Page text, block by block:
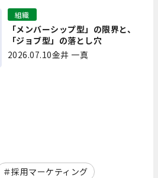
「メンバーシップ型」の限界と、
「ジョブ型」の落とし穴
組織
2026.07.10金井 一真
採用マーケティング